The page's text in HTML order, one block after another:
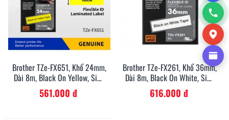
Brother TZe-FX651, Khổ 24mm,
Dài 8m, Black On Yellow, Siêu
Dẻo, Chống Thấm Nước
561.000 đ
Brother TZe-FX261, Khổ 36mm,
Dài 8m, Black On White, Siêu
Dẻo, Chống Thấm Nước
616.000 đ